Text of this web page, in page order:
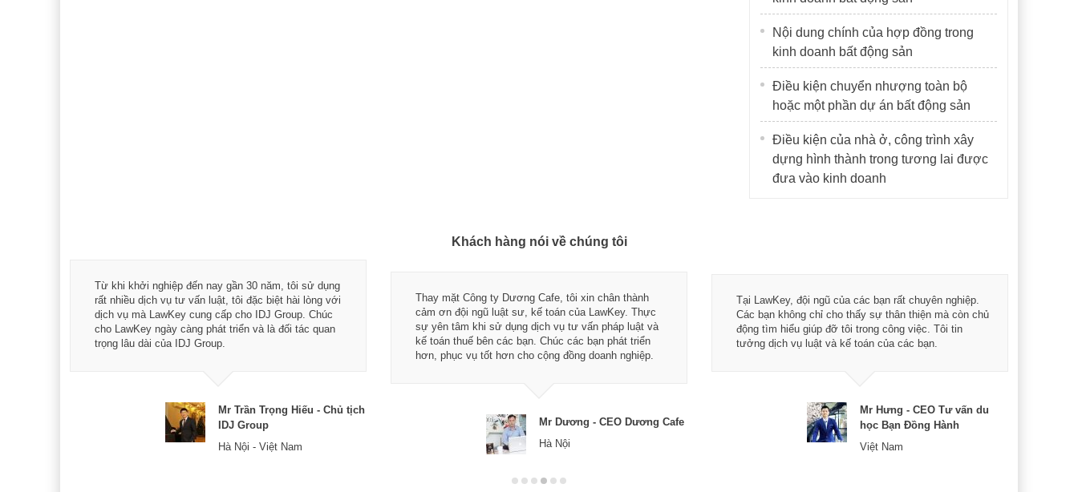
Nội dung chính của hợp đồng trong
kinh doanh bất động sản
Điều kiện chuyển nhượng toàn bộ
hoặc một phần dự án bất động sản
Điều kiện của nhà ở, công trình xây
dựng hình thành trong tương lai được
đưa vào kinh doanh
Khách hàng nói về chúng tôi
Từ khi khởi nghiệp đến nay gần 30 năm, tôi sử dụng
rất nhiều dịch vụ tư vấn luật, tôi đặc biệt hài lòng với
dịch vụ mà LawKey cung cấp cho IDJ Group. Chúc
cho LawKey ngày càng phát triển và là đối tác quan
trọng lâu dài của IDJ Group.
Mr Trần Trọng Hiếu - Chủ tịch
IDJ Group
Hà Nội - Việt Nam
Thay mặt Công ty Dương Cafe, tôi xin chân thành
cảm ơn đội ngũ luật sư, kế toán của LawKey. Thực
sự yên tâm khi sử dụng dịch vụ tư vấn pháp luật và
kế toán thuế bên các bạn. Chúc các bạn phát triển
hơn, phục vụ tốt hơn cho cộng đồng doanh nghiệp.
Mr Dương - CEO Dương Cafe
Hà Nội
Tại LawKey, đội ngũ của các bạn rất chuyên nghiệp.
Các bạn không chỉ cho thấy sự thân thiện mà còn chủ
động tìm hiểu giúp đỡ tôi trong công việc. Tôi tin
tưởng dịch vụ luật và kế toán của các bạn.
Mr Hưng - CEO Tư vấn du
học Bạn Đồng Hành
Việt Nam